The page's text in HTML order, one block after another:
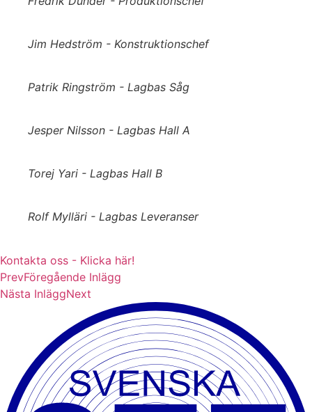
Jim Hedström - Konstruktionschef
Patrik Ringström - Lagbas Såg
Jesper Nilsson - Lagbas Hall A
Torej Yari - Lagbas Hall B
Rolf Mylläri - Lagbas Leveranser
Kontakta oss - Klicka här!
PrevFöregående Inlägg
Nästa InläggNext